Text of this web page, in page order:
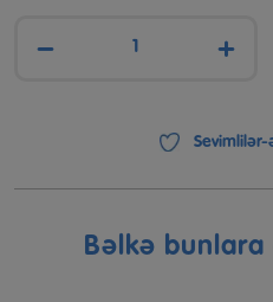
− +
Bəlkə bunlara